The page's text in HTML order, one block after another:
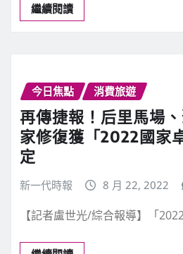
繼續閱讀
今日焦點 消費旅遊
再傳捷報！后里馬場
家修復獲「2022國家
定
新一代時報 8 月 22, 2022
【記者盧世光/綜合報導】「